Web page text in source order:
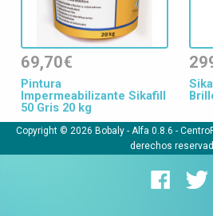
69,70€
Pintura
Impermeabilizante Sikafill
50 Gris 20 kg
Copyright © 2026 Bobaly - Alfa 0.8.6 -
derechos